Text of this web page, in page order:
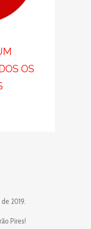
OS
de 2019.
Pires!